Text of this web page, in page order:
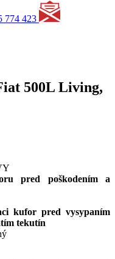
774 423
500L Living,
pred poškodením a
kufor pred vysypaním
tekutín